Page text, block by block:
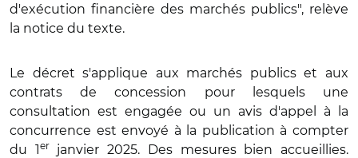
d'exécution financière des marchés publics", relève
la notice du texte.
Le décret s'applique aux marchés publics et aux
contrats de concession pour lesquels une
consultation est engagée ou un avis d'appel à la
concurrence est envoyé à la publication à compter
du 1erjanvier 2025. Des mesures bien accueillies.